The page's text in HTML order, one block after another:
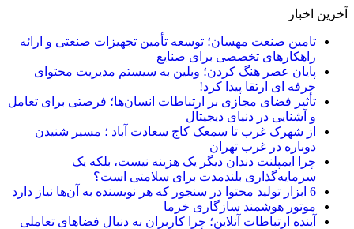
آخرین اخبار
تامین صنعت مهسان؛ توسعه تأمین تجهیزات صنعتی و ارائه
راهکارهای تخصصی برای صنایع
پایان عصر هنگ کردن؛ وبلین به سیستم مدیریت محتوای
حرفه ای ارتقا پیدا کرد!
تأثیر فضای مجازی بر ارتباطات انسان‌ها؛ فرصتی برای تعامل
و آشنایی در دنیای دیجیتال
از شهرک غرب تا سمعک کاج سعادت آباد ؛ مسیر شنیدن
دوباره در غرب تهران
چرا ایمپلنت دندان دیگر یک هزینه نیست، بلکه یک
سرمایه‌گذاری بلندمدت برای سلامتی است؟
6 ابزار تولید محتوا در سنجور که هر نویسنده به آن‌ها نیاز دارد
موتور هوشمند سازگاری خرما
آینده ارتباطات آنلاین؛ چرا کاربران به دنبال فضاهای تعاملی